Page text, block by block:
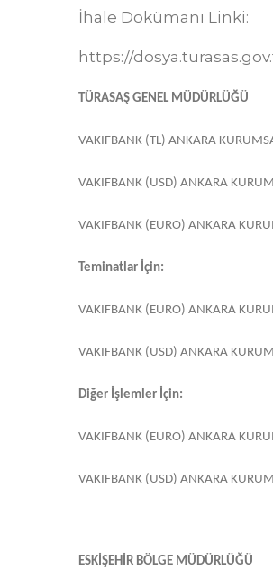
İhale Dokümanı Linki:
https://
TÜRASAŞ GENEL MÜDÜRLÜĞÜ
VAKIFBANK (TL) ANKARA
VAKIFBANK (USD) ANKARA
VAKIFBANK (EURO) ANKARA
Teminatlar İçin:
VAKIFBANK (EURO) ANKARA
VAKIFBANK (USD) ANKARA
Diğer İşlemler İçin:
VAKIFBANK (EURO) ANKARA
VAKIFBANK (USD) ANKARA
ESKİŞEHİR BÖLGE MÜDÜRLÜĞÜ